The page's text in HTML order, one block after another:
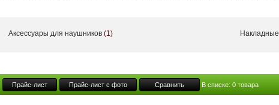
Вся техника PHONON придумывается и создается в Японии - стране, которая
Аксессуары для наушников (1)
Прайс-лист Прайс-лист с фото Сравнить В списке: 0 товара